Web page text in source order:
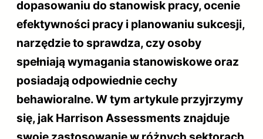
dopasowaniu do stanowisk pracy, ocenie
efektywności pracy i planowaniu sukcesji,
narzędzie to sprawdza, czy osoby
spełniają wymagania stanowiskowe oraz
posiadają odpowiednie cechy
behawioralne. W tym artykule przyjrzymy
się, jak Harrison Assessments znajduje